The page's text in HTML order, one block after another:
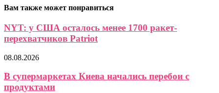
Вам также может понравиться
NYT: у США осталось менее 1700 ракет-
перехватчиков Patriot
08.08.2026
В супермаркетах Киева начались перебои с
продуктами